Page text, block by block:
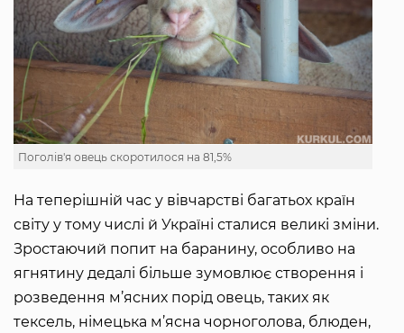
Поголів'я овець скоротилося на 81,5%
На теперішній час у вівчарстві багатьох країн
світу у тому числі й Україні сталися великі зміни.
Зростаючий попит на баранину, особливо на
ягнятину дедалі більше зумовлює створення і
розведення м’ясних порід овець, таких як
тексель, німецька м’ясна чорноголова, блюден,